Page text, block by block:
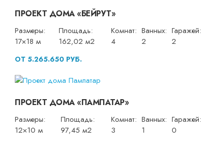
ПРОЕКТ ДОМА «БЕЙРУТ»
Размеры:
17×18 м
Площадь:
162,02 м2
Комнат:
4
Ванных:
2
Гаражей:
2
ОТ 5.265.650 РУБ.
ПРОЕКТ ДОМА «ПАМПАТАР»
Размеры:
12×10 м
Площадь:
97,45 м2
Комнат:
3
Ванных:
1
Гаражей:
0